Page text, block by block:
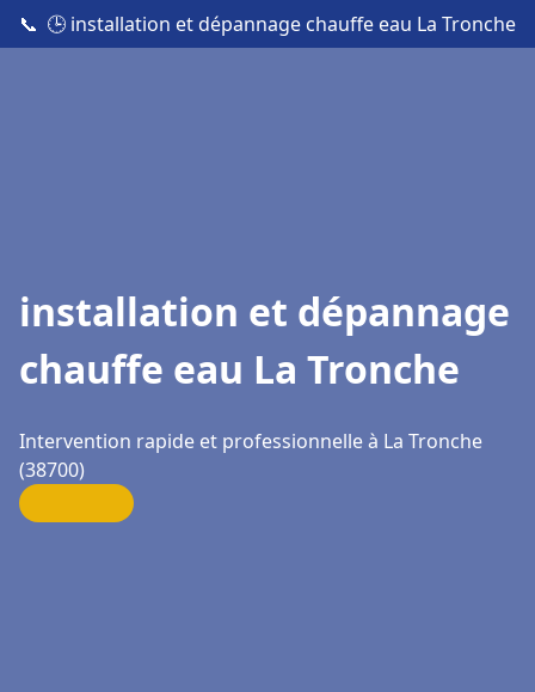
📞 🕒 installation et dépannage chauffe eau La Tronche
installation et dépannage
chauffe eau La Tronche
Intervention rapide et professionnelle à La Tronche
(38700)